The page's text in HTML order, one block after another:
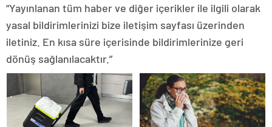
“Yayınlanan tüm haber ve diğer içerikler ile ilgili olarak
yasal bildirimlerinizi bize iletişim sayfası üzerinden
iletiniz. En kısa süre içerisinde bildirimlerinize geri
dönüş sağlanılacaktır.”